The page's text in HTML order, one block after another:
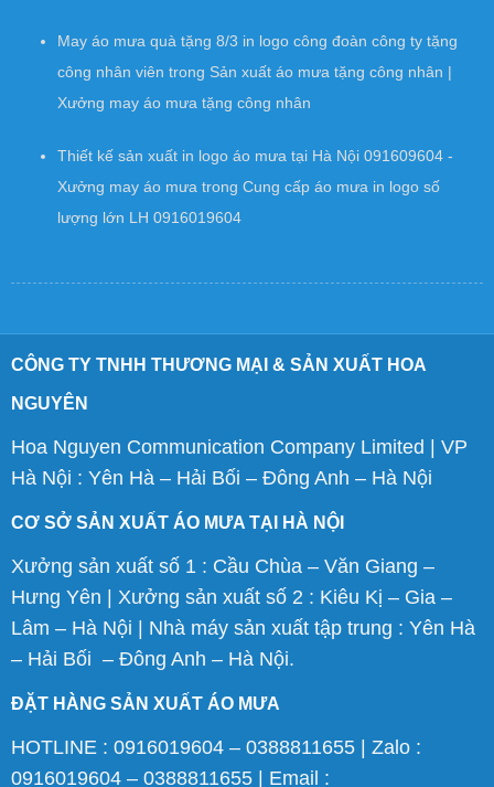
May áo mưa quà tặng 8/3 in logo công đoàn công ty tặng
công nhân viên trong Sản xuất áo mưa tặng công nhân |
Xưởng may áo mưa tặng công nhân
Thiết kế sản xuất in logo áo mưa tại Hà Nội 091609604 -
Xưởng may áo mưa trong Cung cấp áo mưa in logo số
lượng lớn LH 0916019604
CÔNG TY TNHH THƯƠNG MẠI & SẢN XUẤT HOA
NGUYÊN
Hoa Nguyen Communication Company Limited | VP
Hà Nội : Yên Hà – Hải Bối – Đông Anh – Hà Nội
CƠ SỞ SẢN XUẤT ÁO MƯA TẠI HÀ NỘI
Xưởng sản xuất số 1 : Cầu Chùa – Văn Giang –
Hưng Yên | Xưởng sản xuất số 2 : Kiêu Kị – Gia –
Lâm – Hà Nội | Nhà máy sản xuất tập trung : Yên Hà
– Hải Bối – Đông Anh – Hà Nội.
ĐẶT HÀNG SẢN XUẤT ÁO MƯA
HOTLINE : 0916019604 – 0388811655 | Zalo :
0916019604 – 0388811655 | Email :